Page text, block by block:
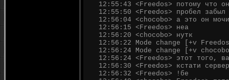
12:55:43 <Freedos> потому что
12:55:50 <Freedos> пробел забыл
12:56:04 <chocobo> а это он
12:56:15 <Freedos> неа
12:56:20 <chocobo> нутк
12:56:22 Mode change [+v
12:56:24 Mode change [+v
12:56:24 <Freedos> этот того,
12:56:30 <Freedos> кстати
12:56:32 <Freedos> !бе